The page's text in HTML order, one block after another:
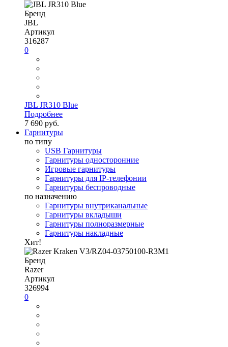
Бренд
JBL
Артикул
316287
0
JBL JR310 Blue
Подробнее
7 690 руб.
Гарнитуры
по типу
USB Гарнитуры
Гарнитуры односторонние
Игровые гарнитуры
Гарнитуры для IP-телефонии
Гарнитуры беспроводные
по назначению
Гарнитуры внутриканальные
Гарнитуры вкладыши
Гарнитуры полноразмерные
Гарнитуры накладные
Хит!
Бренд
Razer
Артикул
326994
0